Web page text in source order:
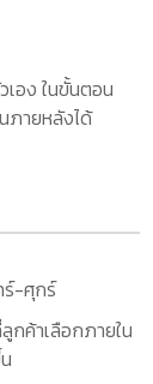
อง ในขั้นตอน
ภายหลังได้
ร์-ศุกร์
กค้าเลือกภายใน